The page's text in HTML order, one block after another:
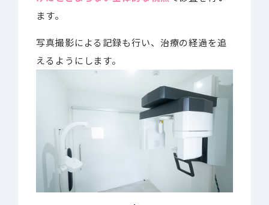
ます。
写真撮影による記録も行い、治療の経過を追
えるようにします。